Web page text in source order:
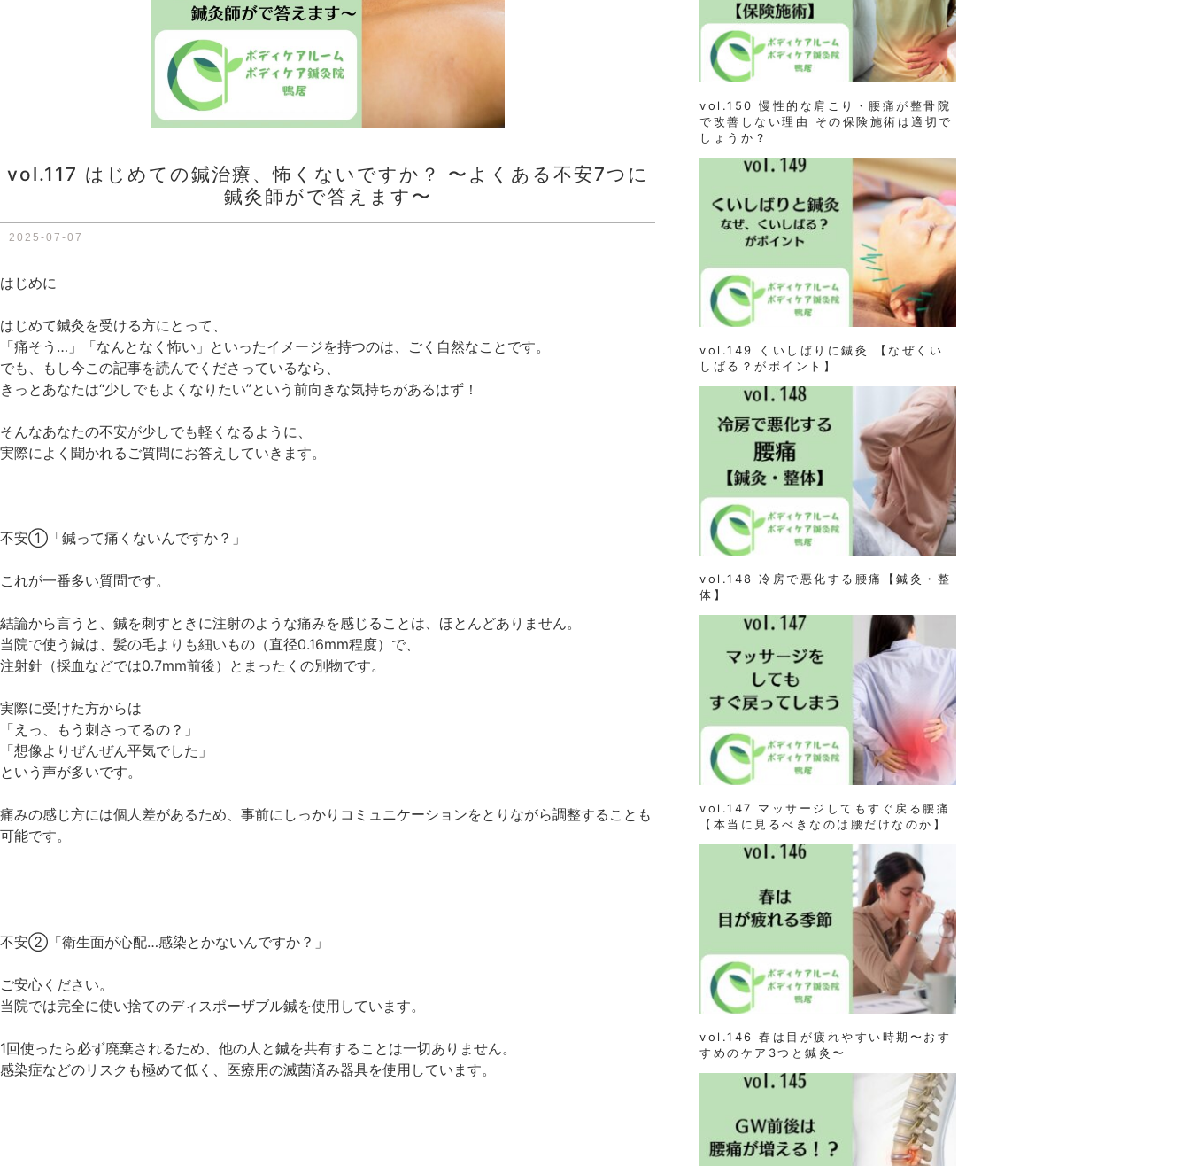
vol.117 はじめての鍼治療、怖くないですか？ 〜よくある不安7つに
鍼灸師がで答えます〜
2025-07-07
はじめに
はじめて鍼灸を受ける方にとって、
「痛そう…」「なんとなく怖い」といったイメージを持つのは、ごく自然なことです。
でも、もし今この記事を読んでくださっているなら、
きっとあなたは“少しでもよくなりたい”という前向きな気持ちがあるはず！
そんなあなたの不安が少しでも軽くなるように、
実際によく聞かれるご質問にお答えしていきます。
不安①「鍼って痛くないんですか？」
これが一番多い質問です。
結論から言うと、鍼を刺すときに注射のような痛みを感じることは、ほとんどありません。
当院で使う鍼は、髪の毛よりも細いもの（直径0.16mm程度）で、
注射針（採血などでは0.7mm前後）とまったくの別物です。
実際に受けた方からは
「えっ、もう刺さってるの？」
「想像よりぜんぜん平気でした」
という声が多いです。
痛みの感じ方には個人差があるため、事前にしっかりコミュニケーションをとりながら調整することも
可能です。
不安②「衛生面が心配…感染とかないんですか？」
ご安心ください。
当院では完全に使い捨てのディスポーザブル鍼を使用しています。
1回使ったら必ず廃棄されるため、他の人と鍼を共有することは一切ありません。
感染症などのリスクも極めて低く、医療用の滅菌済み器具を使用しています。
vol.150 慢性的な肩こり・腰痛が整骨院
で改善しない理由 その保険施術は適切で
しょうか？
vol.149 くいしばりに鍼灸 【なぜくい
しばる？がポイント】
vol.148 冷房で悪化する腰痛【鍼灸・整
体】
vol.147 マッサージしてもすぐ戻る腰痛
【本当に見るべきなのは腰だけなのか】
vol.146 春は目が疲れやすい時期〜おす
すめのケア3つと鍼灸〜